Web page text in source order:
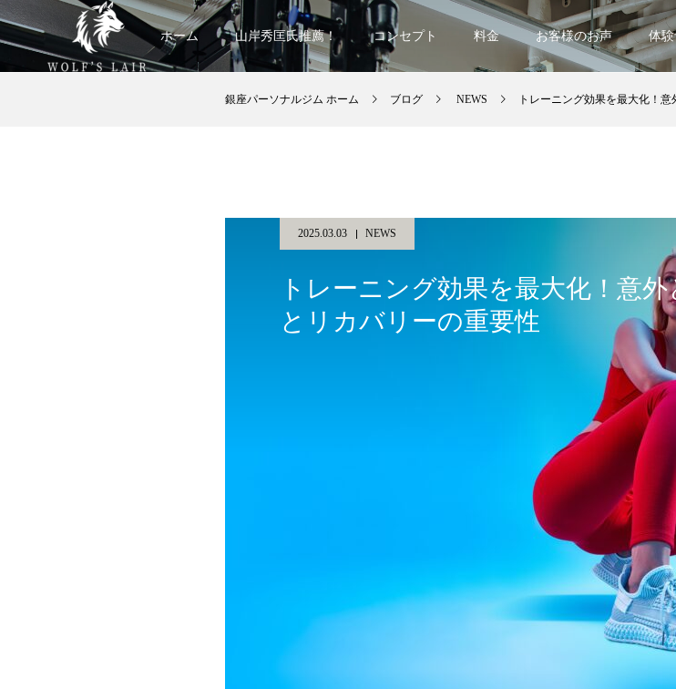
ホーム 山岸秀匡氏推薦！ コンセプト 料金 お客様のお声 体
銀座パーソナルジム ホーム ブログ NEWS トレーニング効果を最大化！
2025.03.03 NEWS
トレーニング効果を最大化！意
とリカバリーの重要性